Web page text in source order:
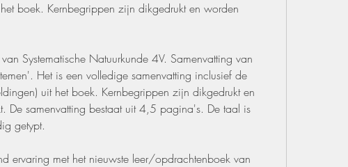
boek. Kernbegrippen zijn dikgedrukt en worden
Systematische Natuurkunde 4V. Samenvatting van
Het is een volledige samenvatting inclusief de
uit het boek. Kernbegrippen zijn dikgedrukt en
De samenvatting bestaat uit 4,5 pagina's. De taal is
getypt.
ervaring met het nieuwste leer/opdrachtenboek van